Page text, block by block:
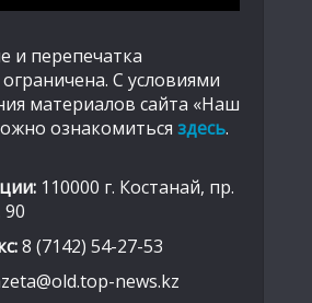
и перепечатка
С условиями
материалов сайта «Наш
ознакомиться здесь.
110000 г. Костанай, пр.
8 (7142) 54-27-53
news.kz